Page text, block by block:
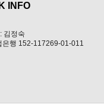
INFO
김정숙
은행 152-117269-01-011